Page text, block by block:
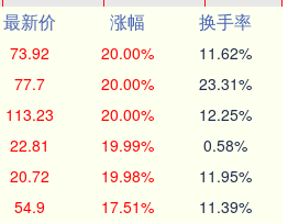
最新价 涨幅
换手率
73.92 20.00% 11.62%
77.7 20.00% 23.31%
113.23 20.00% 12.25%
22.81 19.99% 0.58%
20.72 19.98% 11.95%
54.9 17.51% 11.39%